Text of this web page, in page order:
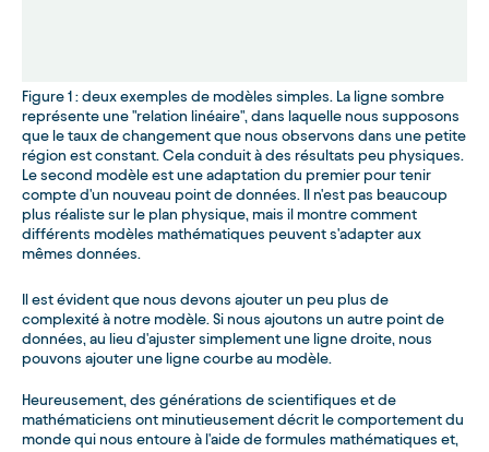
Figure 1 : deux exemples de modèles simples. La ligne sombre
représente une "relation linéaire", dans laquelle nous supposons
que le taux de changement que nous observons dans une petite
région est constant. Cela conduit à des résultats peu physiques.
Le second modèle est une adaptation du premier pour tenir
compte d'un nouveau point de données. Il n'est pas beaucoup
plus réaliste sur le plan physique, mais il montre comment
différents modèles mathématiques peuvent s'adapter aux
mêmes données.
Il est évident que nous devons ajouter un peu plus de
complexité à notre modèle. Si nous ajoutons un autre point de
données, au lieu d'ajuster simplement une ligne droite, nous
pouvons ajouter une ligne courbe au modèle.
Heureusement, des générations de scientifiques et de
mathématiciens ont minutieusement décrit le comportement du
monde qui nous entoure à l'aide de formules mathématiques et,